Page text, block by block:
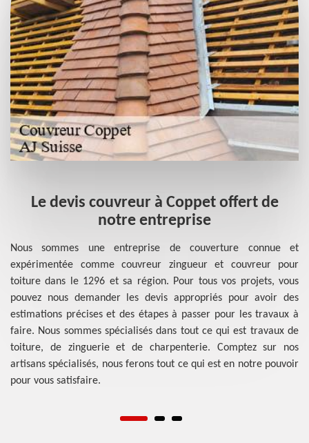
Le devis couvreur à Coppet offert de
notre entreprise
Nous sommes une entreprise de couverture connue et
expérimentée comme couvreur zingueur et couvreur pour
toiture dans le 1296 et sa région. Pour tous vos projets, vous
pouvez nous demander les devis appropriés pour avoir des
estimations précises et des étapes à passer pour les travaux à
faire. Nous sommes spécialisés dans tout ce qui est travaux de
toiture, de zinguerie et de charpenterie. Comptez sur nos
artisans spécialisés, nous ferons tout ce qui est en notre pouvoir
pour vous satisfaire.